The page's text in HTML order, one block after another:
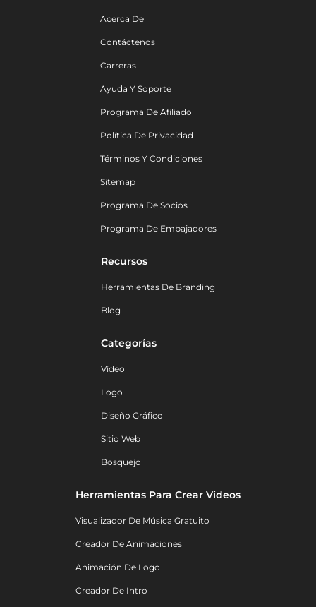
Acerca De
Contáctenos
Carreras
Ayuda Y Soporte
Programa De Afiliado
Política De Privacidad
Términos Y Condiciones
Sitemap
Programa De Socios
Programa De Embajadores
Recursos
Herramientas De Branding
Blog
Categorías
Vídeo
Logo
Diseño Gráfico
Sitio Web
Bosquejo
Herramientas Para Crear Videos
Visualizador De Música Gratuito
Creador De Animaciones
Animación De Logo
Creador De Intro